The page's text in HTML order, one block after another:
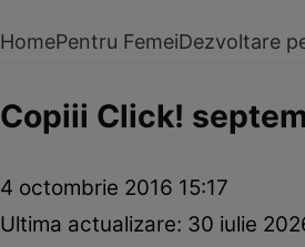
HomePentru FemeiDezvoltare
Copiii Click!
4 octombrie 2016 15:17
Ultima actualizare: 30 iulie